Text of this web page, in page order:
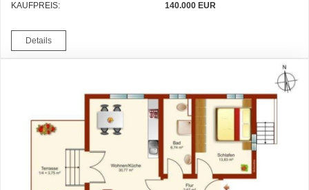
KAUFPREIS: 140.000 EUR
Details